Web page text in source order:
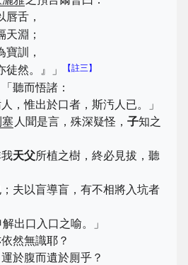
唇舌，
淵；
訓，
然。』」
【註三】
聽而悟諸：
，惟出於口者，斯汚人已。」
人聞是言，殊深疑怪，子知之
天父所植之樹，終必見拔，聽
夫以盲導盲，有不相將入坑者
出口入口之喻。」
然無識耶？
於腹而遺於厠乎？